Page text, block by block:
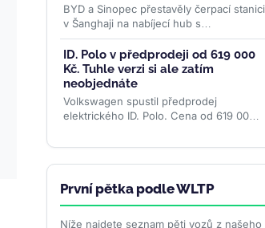
BYD a Sinopec přestavěly čerpací stanici
v Šanghaji na nabíjecí hub s
odpočinkovou zónou a bateriovým
úložištěm. Podobný model může...>>
ID. Polo v předprodeji od 619 000
Kč. Tuhle verzi si ale zatím
neobjednáte
Volkswagen spustil předprodej
elektrického ID. Polo. Cena od 619 000
označuje jako „již brzy"....>>
První pětka podle WLTP
Níže najdete seznam pěti vozů z našeho